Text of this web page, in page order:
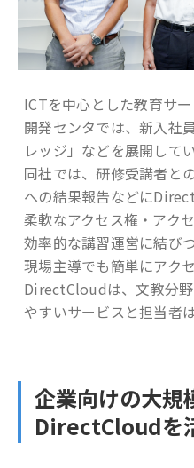
ICTを中心とした教育サ
開発センタでは、新入社
レッジ」などを展開してい
同社では、研修受講者と
への結果報告などに
柔軟なアクセス権・アク
効率的な講習運営に結び
現場主導でも簡単にアク
DirectCloudは、文教分
やすいサービスと担当者
企業向けの大規
DirectCloudを